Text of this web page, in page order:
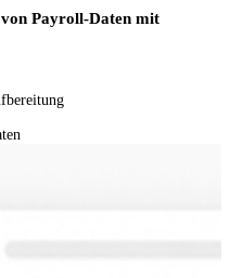
Payroll-Daten mit